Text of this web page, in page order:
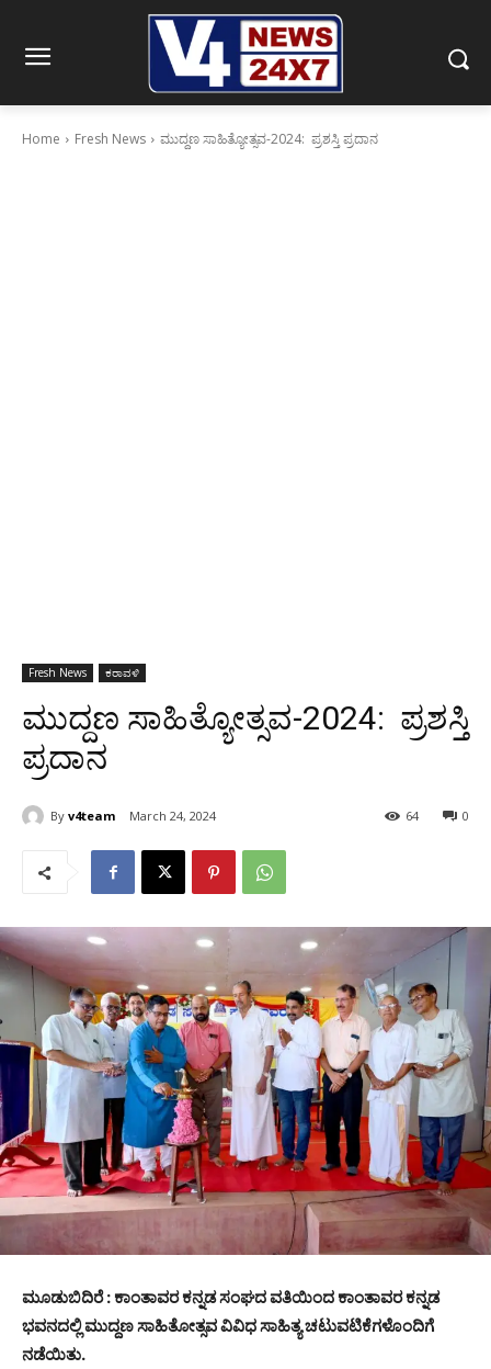
Home Fresh News ಮುದ್ದಣ ಸಾಹಿತ್ಯೋತ್ಸವ-2024: ಪ್ರಶಸ್ತಿ ಪ್ರದಾನ
Fresh News ಕರಾವಳಿ
ಮುದ್ದಣ ಸಾಹಿತ್ಯೋತ್ಸವ-2024: ಪ್ರಶಸ್ತಿ
ಪ್ರದಾನ
By v4team March 24, 2024 0
64
ಮೂಡುಬಿದಿರೆ : ಕಾಂತಾವರ ಕನ್ನಡ ಸಂಘದ ವತಿಯಿಂದ ಕಾಂತಾವರ ಕನ್ನಡ
ಭವನದಲ್ಲಿ ಮುದ್ದಣ ಸಾಹಿತೋತ್ಸವ ವಿವಿಧ ಸಾಹಿತ್ಯ ಚಟುವಟಿಕೆಗಳೊಂದಿಗೆ
ನಡೆಯಿತು.